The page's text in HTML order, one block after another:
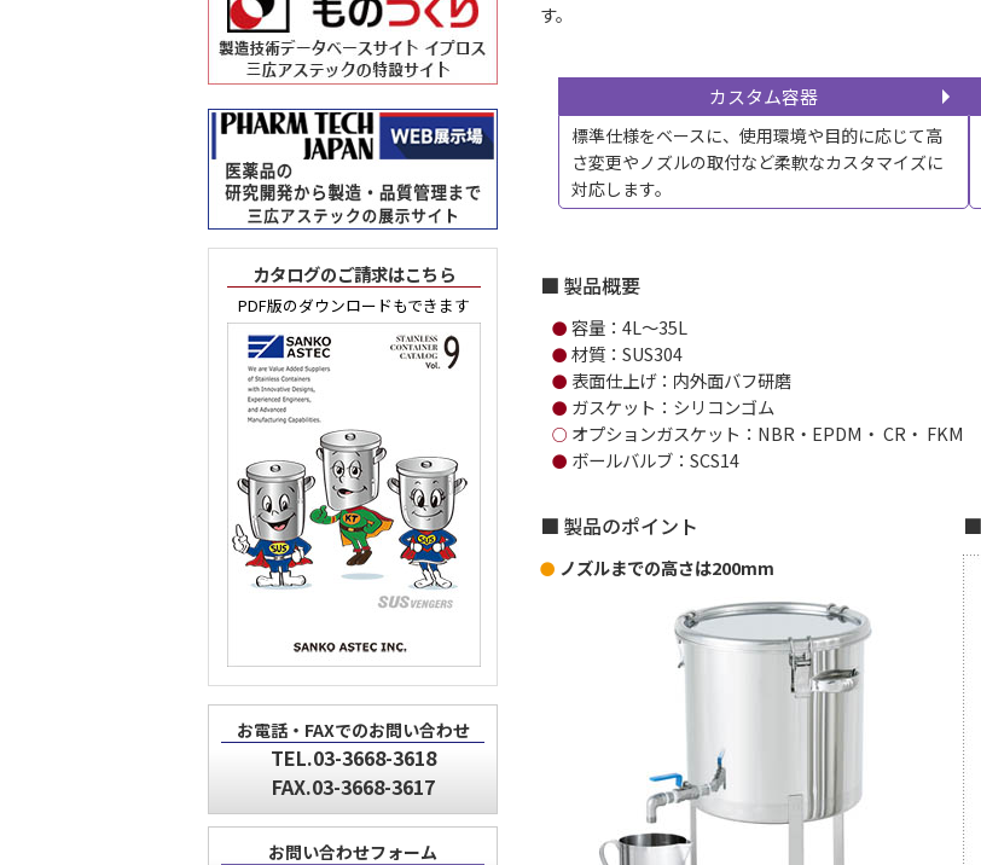
す。
カスタム容器
標準仕様をベースに、使用環境や目的に応じて高
さ変更やノズルの取付など柔軟なカスタマイズに
対応します。
製品概要
● 容量：4L～35L
● 材質：SUS304
● 表面仕上げ：内外面バフ研磨
● ガスケット：シリコンゴム
○ オプションガスケット：NBR・EPDM・ CR・ FKM
● ボールバルブ：SCS14
製品のポイント
ノズルまでの高さは200mm
カタログのご請求はこちら
PDF版のダウンロードもできます
お電話・FAXでのお問い合わせ
TEL.03-3668-3618
FAX.03-3668-3617
お問い合わせフォーム